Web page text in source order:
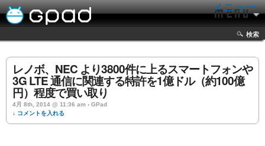
メニュー
検索
レノボ、NEC より3800件に上るスマートフォンや
3G LTE 通信に関連する特許を1億ドル（約100億
円）程度で買い取り
4月 8th, 2014 @ 11:36 am › GPad
↓ コメントを入れる